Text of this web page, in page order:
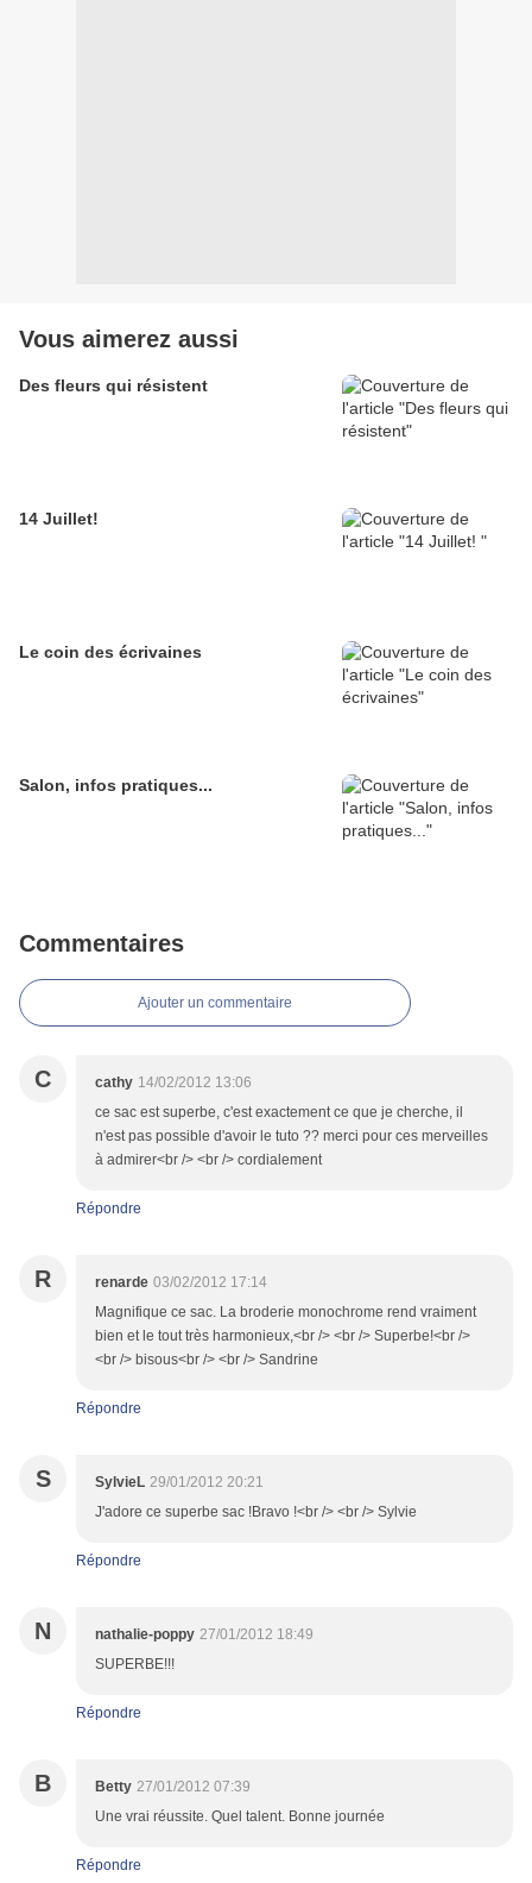
Vous aimerez aussi
Des fleurs qui résistent
14 Juillet!
Le coin des écrivaines
Salon, infos pratiques...
Commentaires
Ajouter un commentaire
C cathy 14/02/2012 13:06
ce sac est superbe, c'est exactement ce que je cherche, il
n'est pas possible d'avoir le tuto ?? merci pour ces merveilles
à admirer<br /> <br /> cordialement
Répondre
R renarde 03/02/2012 17:14
Magnifique ce sac. La broderie monochrome rend vraiment
bien et le tout très harmonieux,<br /> <br /> Superbe!<br />
<br /> bisous<br /> <br /> Sandrine
Répondre
S SylvieL 29/01/2012 20:21
J'adore ce superbe sac !Bravo !<br /> <br /> Sylvie
Répondre
N nathalie-poppy 27/01/2012 18:49
SUPERBE!!!
Répondre
B Betty 27/01/2012 07:39
Une vrai réussite. Quel talent. Bonne journée
Répondre